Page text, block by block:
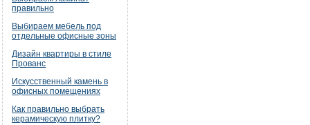
правильно
Выбираем мебель под
отдельные офисные зоны
Дизайн квартиры в стиле
Прованс
Искусственный камень в
офисных помещениях
Как правильно выбрать
керамическую плитку?